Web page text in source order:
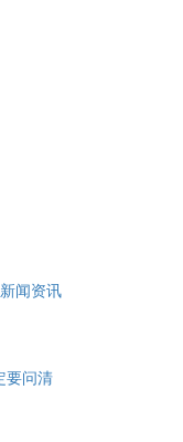
闻资讯
要问清